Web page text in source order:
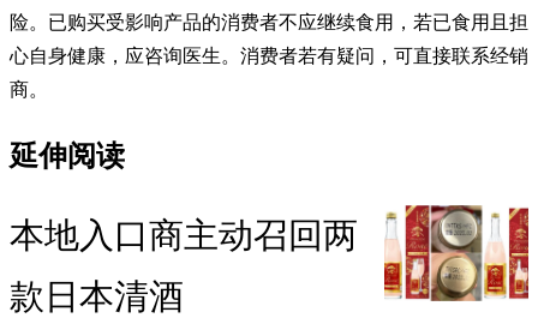
险。已购买受影响产品的消费者不应继续食用，若已食用且担
心自身健康，应咨询医生。消费者若有疑问，可直接联系经销
商。
延伸阅读
本地入口商主动召回两
款日本清酒